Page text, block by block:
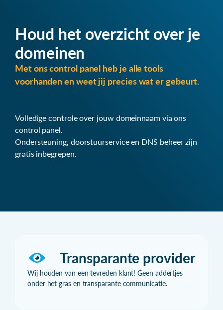
Houd het overzicht over je
domeinen
Met ons control panel heb je alle tools
voorhanden en weet jij precies wat er gebeurt.
Volledige controle over jouw domeinnaam via ons
control panel.
Ondersteuning, doorstuurservice en DNS beheer zijn
gratis inbegrepen.
Transparante provider
Wij houden van een tevreden klant! Geen addertjes
onder het gras en transparante communicatie.